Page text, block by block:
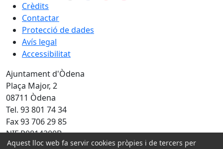
Crèdits
Contactar
Protecció de dades
Avís legal
Accessibilitat
Ajuntament d'Òdena
Plaça Major, 2
08711 Òdena
Tel. 93 801 74 34
Fax 93 706 29 85
NIF P0814200B
Aquest lloc web fa servir cookies pròpies i de tercers per